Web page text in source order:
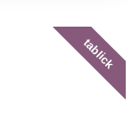
tablick